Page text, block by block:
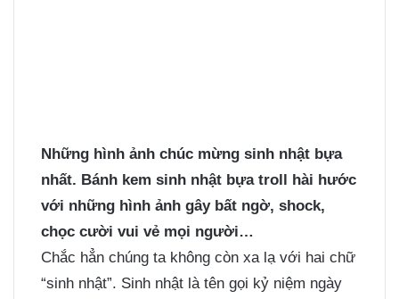
Những hình ảnh chúc mừng sinh nhật bựa
nhất. Bánh kem sinh nhật bựa troll hài hước
với những hình ảnh gây bất ngờ, shock,
chọc cười vui vẻ mọi người…
Chắc hẳn chúng ta không còn xa lạ với hai chữ
“sinh nhật”. Sinh nhật là tên gọi kỷ niệm ngày